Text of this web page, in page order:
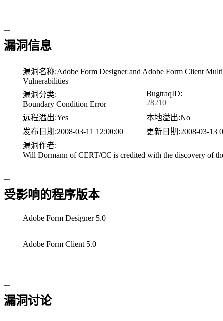
–
漏洞信息
漏洞名称:Adobe Form Designer and Adobe Form Client
Vulnerabilities
漏洞分类:
Boundary Condition Error
BugtraqID:
28210
远程溢出:Yes 本地溢出:No
发布日期:2008-03-11 12:00:00 更新日期:2008-03-13
漏洞作者:
Will Dormann of CERT/CC is credited with the discovery of
–
受影响的程序版本
Adobe Form Designer 5.0
Adobe Form Client 5.0
–
漏洞讨论